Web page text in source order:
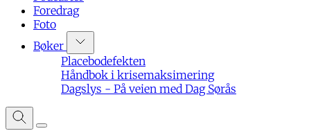
Foredrag
Foto
Bøker
Placebodefekten
Håndbok i krisemaksimering
Dagslys - På veien med Dag Sørås